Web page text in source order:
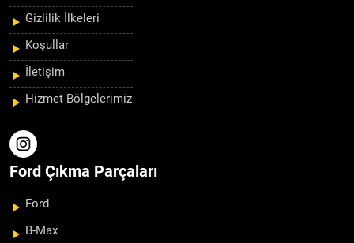
Gizlilik İlkeleri
Koşullar
İletişim
Hizmet Bölgelerimiz
Ford Çıkma Parçaları
Ford
B-Max